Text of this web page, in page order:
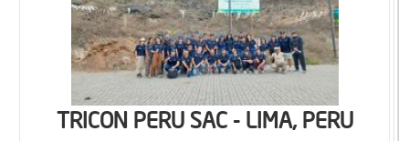
TRICON PERU SAC - LIMA, PERU